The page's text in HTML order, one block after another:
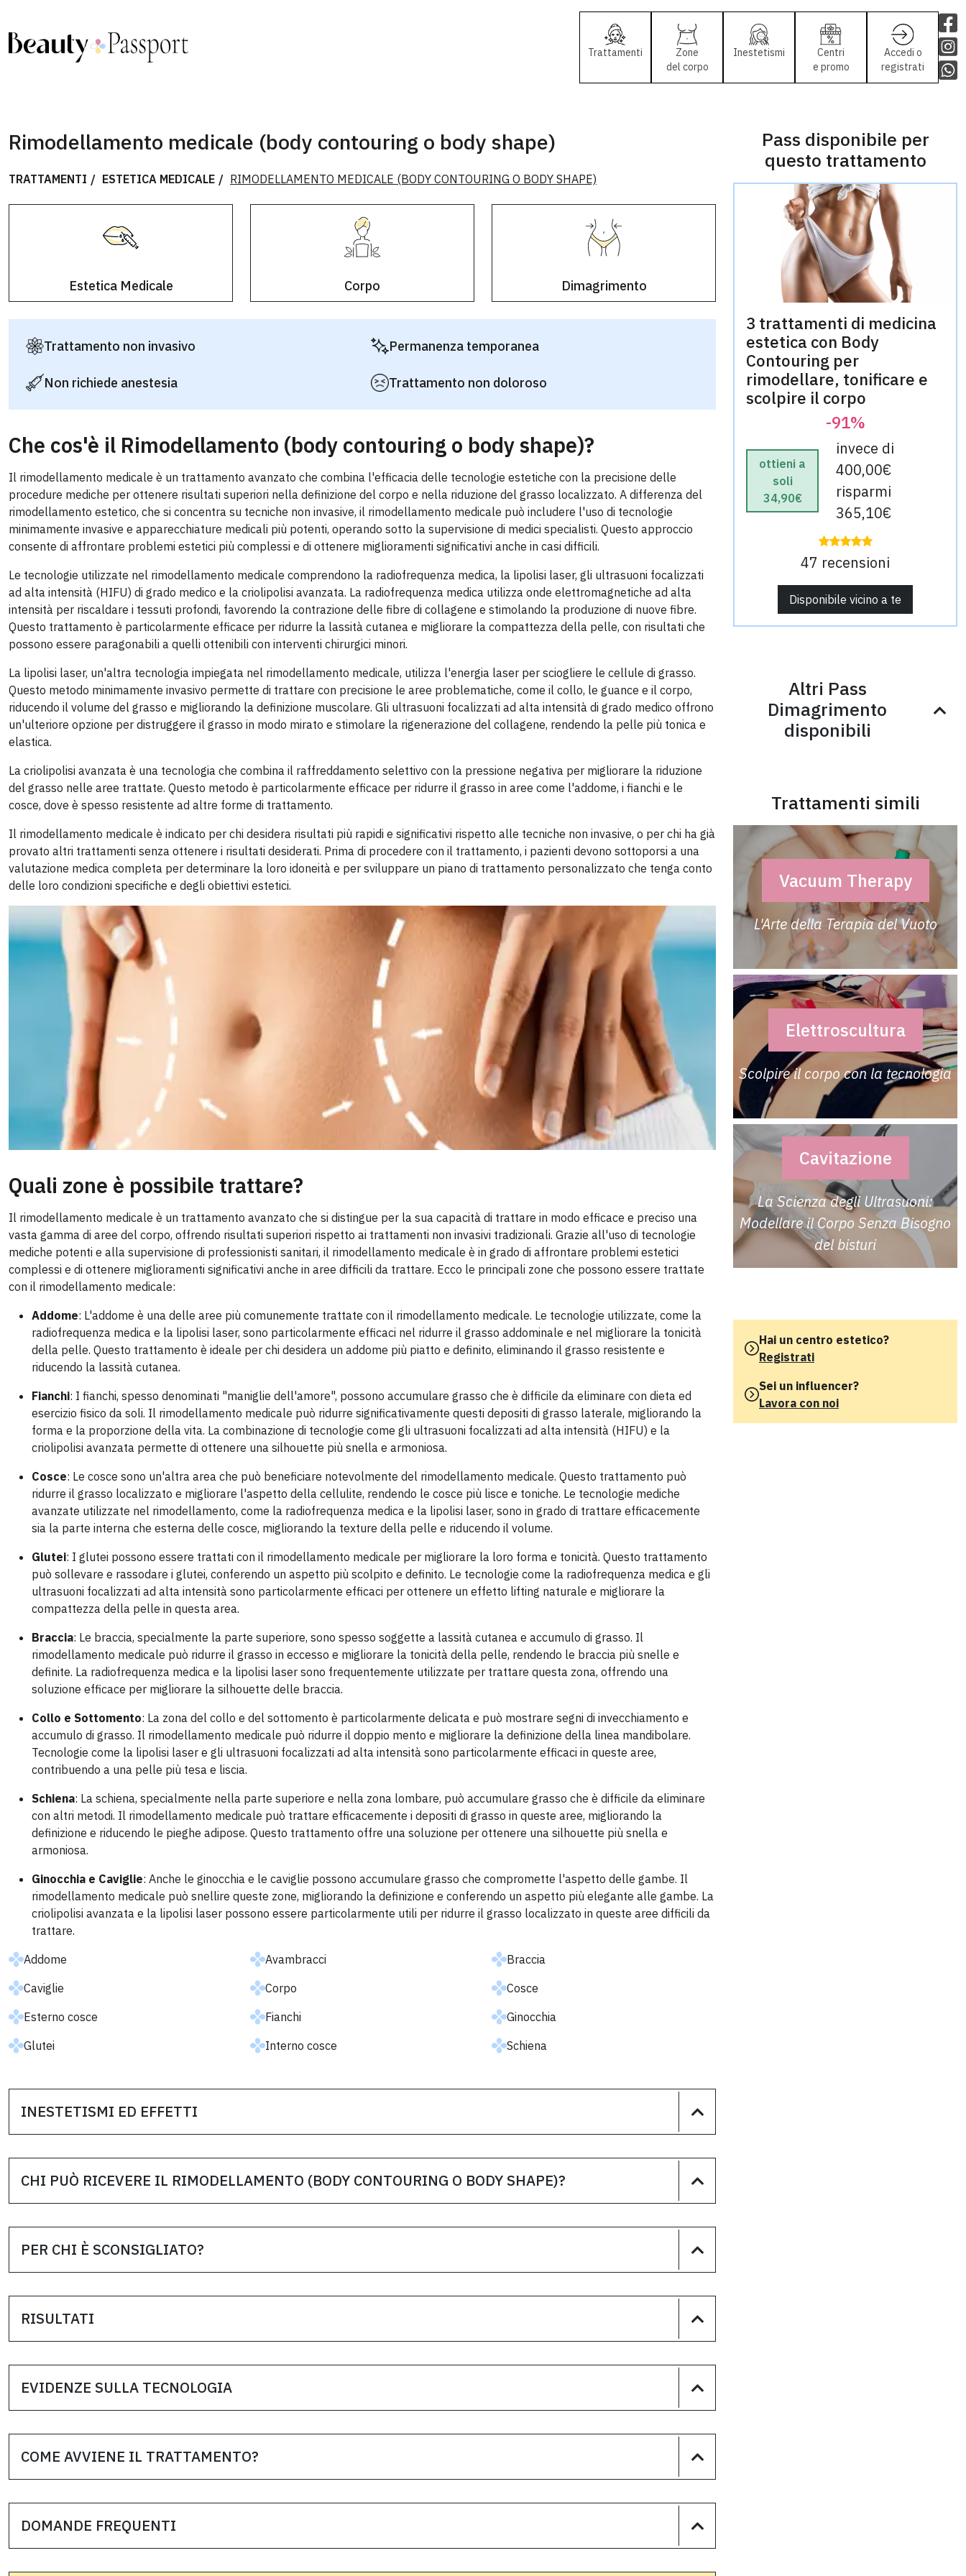
Trattamenti
Zone
del corpo
Inestetismi
Centri
e promo
Accedi o
registrati
Rimodellamento medicale (body contouring o body shape)
TRATTAMENTI ESTETICA MEDICALE RIMODELLAMENTO MEDICALE (BODY CONTOURING O BODY SHAPE)
Estetica Medicale Corpo Dimagrimento
Trattamento non invasivo Permanenza temporanea
Non richiede anestesia Trattamento non doloroso
Che cos'è il Rimodellamento (body contouring o body shape)?
Il rimodellamento medicale è un trattamento avanzato che combina l'efficacia delle tecnologie estetiche con la precisione delle
procedure mediche per ottenere risultati superiori nella definizione del corpo e nella riduzione del grasso localizzato. A differenza del
rimodellamento estetico, che si concentra su tecniche non invasive, il rimodellamento medicale può includere l'uso di tecnologie
minimamente invasive e apparecchiature medicali più potenti, operando sotto la supervisione di medici specialisti. Questo approccio
consente di affrontare problemi estetici più complessi e di ottenere miglioramenti significativi anche in casi difficili.
Le tecnologie utilizzate nel rimodellamento medicale comprendono la radiofrequenza medica, la lipolisi laser, gli ultrasuoni focalizzati
ad alta intensità (HIFU) di grado medico e la criolipolisi avanzata. La radiofrequenza medica utilizza onde elettromagnetiche ad alta
intensità per riscaldare i tessuti profondi, favorendo la contrazione delle fibre di collagene e stimolando la produzione di nuove fibre.
Questo trattamento è particolarmente efficace per ridurre la lassità cutanea e migliorare la compattezza della pelle, con risultati che
possono essere paragonabili a quelli ottenibili con interventi chirurgici minori.
La lipolisi laser, un'altra tecnologia impiegata nel rimodellamento medicale, utilizza l'energia laser per sciogliere le cellule di grasso.
Questo metodo minimamente invasivo permette di trattare con precisione le aree problematiche, come il collo, le guance e il corpo,
riducendo il volume del grasso e migliorando la definizione muscolare. Gli ultrasuoni focalizzati ad alta intensità di grado medico offrono
un'ulteriore opzione per distruggere il grasso in modo mirato e stimolare la rigenerazione del collagene, rendendo la pelle più tonica e
elastica.
La criolipolisi avanzata è una tecnologia che combina il raffreddamento selettivo con la pressione negativa per migliorare la riduzione
del grasso nelle aree trattate. Questo metodo è particolarmente efficace per ridurre il grasso in aree come l'addome, i fianchi e le
cosce, dove è spesso resistente ad altre forme di trattamento.
Il rimodellamento medicale è indicato per chi desidera risultati più rapidi e significativi rispetto alle tecniche non invasive, o per chi ha già
provato altri trattamenti senza ottenere i risultati desiderati. Prima di procedere con il trattamento, i pazienti devono sottoporsi a una
valutazione medica completa per determinare la loro idoneità e per sviluppare un piano di trattamento personalizzato che tenga conto
delle loro condizioni specifiche e degli obiettivi estetici.
Quali zone è possibile trattare?
Il rimodellamento medicale è un trattamento avanzato che si distingue per la sua capacità di trattare in modo efficace e preciso una
vasta gamma di aree del corpo, offrendo risultati superiori rispetto ai trattamenti non invasivi tradizionali. Grazie all'uso di tecnologie
mediche potenti e alla supervisione di professionisti sanitari, il rimodellamento medicale è in grado di affrontare problemi estetici
complessi e di ottenere miglioramenti significativi anche in aree difficili da trattare. Ecco le principali zone che possono essere trattate
con il rimodellamento medicale:
Addome: L'addome è una delle aree più comunemente trattate con il rimodellamento medicale. Le tecnologie utilizzate, come la
radiofrequenza medica e la lipolisi laser, sono particolarmente efficaci nel ridurre il grasso addominale e nel migliorare la tonicità
della pelle. Questo trattamento è ideale per chi desidera un addome più piatto e definito, eliminando il grasso resistente e
riducendo la lassità cutanea.
Fianchi: I fianchi, spesso denominati "maniglie dell'amore", possono accumulare grasso che è difficile da eliminare con dieta ed
esercizio fisico da soli. Il rimodellamento medicale può ridurre significativamente questi depositi di grasso laterale, migliorando la
forma e la proporzione della vita. La combinazione di tecnologie come gli ultrasuoni focalizzati ad alta intensità (HIFU) e la
criolipolisi avanzata permette di ottenere una silhouette più snella e armoniosa.
Cosce: Le cosce sono un'altra area che può beneficiare notevolmente del rimodellamento medicale. Questo trattamento può
ridurre il grasso localizzato e migliorare l'aspetto della cellulite, rendendo le cosce più lisce e toniche. Le tecnologie mediche
avanzate utilizzate nel rimodellamento, come la radiofrequenza medica e la lipolisi laser, sono in grado di trattare efficacemente
sia la parte interna che esterna delle cosce, migliorando la texture della pelle e riducendo il volume.
Glutei: I glutei possono essere trattati con il rimodellamento medicale per migliorare la loro forma e tonicità. Questo trattamento
può sollevare e rassodare i glutei, conferendo un aspetto più scolpito e definito. Le tecnologie come la radiofrequenza medica e gli
ultrasuoni focalizzati ad alta intensità sono particolarmente efficaci per ottenere un effetto lifting naturale e migliorare la
compattezza della pelle in questa area.
Braccia: Le braccia, specialmente la parte superiore, sono spesso soggette a lassità cutanea e accumulo di grasso. Il
rimodellamento medicale può ridurre il grasso in eccesso e migliorare la tonicità della pelle, rendendo le braccia più snelle e
definite. La radiofrequenza medica e la lipolisi laser sono frequentemente utilizzate per trattare questa zona, offrendo una
soluzione efficace per migliorare la silhouette delle braccia.
Collo e Sottomento: La zona del collo e del sottomento è particolarmente delicata e può mostrare segni di invecchiamento e
accumulo di grasso. Il rimodellamento medicale può ridurre il doppio mento e migliorare la definizione della linea mandibolare.
Tecnologie come la lipolisi laser e gli ultrasuoni focalizzati ad alta intensità sono particolarmente efficaci in queste aree,
contribuendo a una pelle più tesa e liscia.
Schiena: La schiena, specialmente nella parte superiore e nella zona lombare, può accumulare grasso che è difficile da eliminare
con altri metodi. Il rimodellamento medicale può trattare efficacemente i depositi di grasso in queste aree, migliorando la
definizione e riducendo le pieghe adipose. Questo trattamento offre una soluzione per ottenere una silhouette più snella e
armoniosa.
Ginocchia e Caviglie: Anche le ginocchia e le caviglie possono accumulare grasso che compromette l'aspetto delle gambe. Il
rimodellamento medicale può snellire queste zone, migliorando la definizione e conferendo un aspetto più elegante alle gambe. La
criolipolisi avanzata e la lipolisi laser possono essere particolarmente utili per ridurre il grasso localizzato in queste aree difficili da
trattare.
Addome
Avambracci
Braccia
Caviglie
Corpo
Cosce
Esterno cosce
Fianchi
Ginocchia
Glutei
Interno cosce Schiena
INESTETISMI ED EFFETTI
CHI PUÒ RICEVERE IL RIMODELLAMENTO (BODY CONTOURING O BODY SHAPE)?
PER CHI È SCONSIGLIATO?
RISULTATI
EVIDENZE SULLA TECNOLOGIA
COME AVVIENE IL TRATTAMENTO?
DOMANDE FREQUENTI
Pass disponibile per
questo trattamento
3 trattamenti di medicina
estetica con Body
Contouring per
rimodellare, tonificare e
scolpire il corpo
-91%
ottieni a
soli
34,90€
invece di
400,00€
risparmi
365,10€
47 recensioni
Disponibile vicino a te
Altri Pass
Dimagrimento
disponibili
Trattamenti simili
Vacuum Therapy
L'Arte della Terapia del Vuoto
Elettroscultura
Scolpire il corpo con la tecnologia
Cavitazione
La Scienza degli Ultrasuoni:
Modellare il Corpo Senza Bisogno
del bisturi
Hai un centro estetico?
Registrati
Sei un influencer?
Lavora con noi